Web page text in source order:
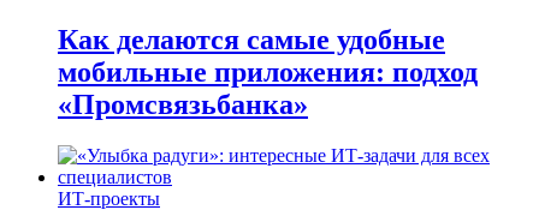
Как делаются самые удобные
мобильные приложения: подход
«Промсвязьбанка»
ИТ-проекты